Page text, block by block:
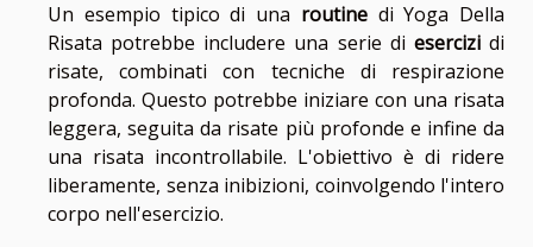
Un esempio tipico di una routinedi Yoga Della
Risata potrebbe includere una serie di esercizidi
risate, combinati con tecniche di respirazione
profonda. Questo potrebbe iniziare con una risata
leggera, seguita da risate più profonde e infine da
una risata incontrollabile. L'obiettivo è di ridere
liberamente, senza inibizioni, coinvolgendo l'intero
corpo nell'esercizio.